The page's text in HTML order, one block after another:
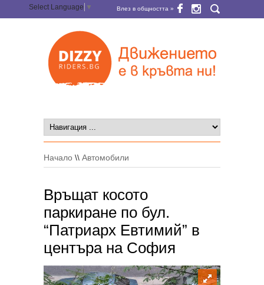
Select Language ▼ Влез в общността »
Начало \\ Автомобили
Връщат косото
паркиране по бул.
“Патриарх Евтимий” в
центъра на София